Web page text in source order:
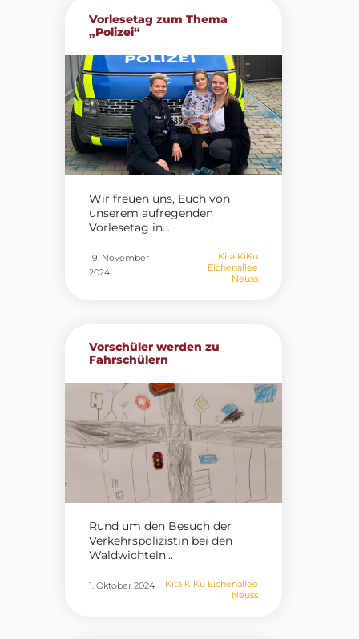
Vorlesetag zum Thema
„Polizei“
Wir freuen uns, Euch von
unserem aufregenden
Vorlesetag in...
19. November
2024
Kita KiKu
Eichenallee
Neuss
Vorschüler werden zu
Fahrschülern
Rund um den Besuch der
Verkehrspolizistin bei den
Waldwichteln...
1. Oktober 2024
Kita KiKu Eichenallee
Neuss